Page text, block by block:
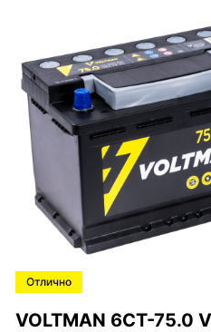
Отлично
VOLTMAN 6CT-75.0